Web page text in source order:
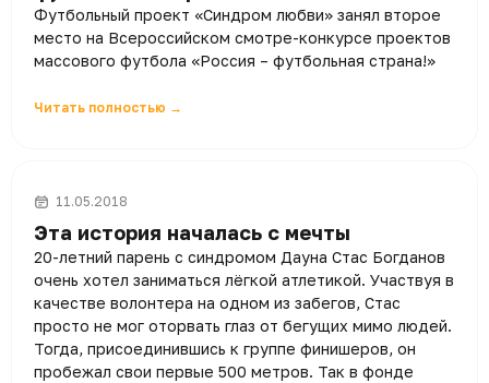
Футбольный проект «Синдром любви» занял второе
место на Всероссийском смотре-конкурсе проектов
массового футбола «Россия – футбольная страна!»
Читать полностью →
11.05.2018
Эта история началась с мечты
20-летний парень с синдромом Дауна Стас Богданов
очень хотел заниматься лёгкой атлетикой. Участвуя в
качестве волонтера на одном из забегов, Стас
просто не мог оторвать глаз от бегущих мимо людей.
Тогда, присоединившись к группе финишеров, он
пробежал свои первые 500 метров. Так в фонде